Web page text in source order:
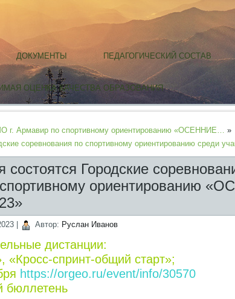
ДОКУМЕНТЫ ПЕДАГОГИЧЕСКИЙ СОСТАВ
ОЦЕНКА КАЧЕСТВА ОБРАЗОВАНИЯ
г. Армавир по спортивному ориентированию «ОСЕННИЕ… »
соревнования по спортивному ориентированию среди
состоятся Городские
ориентированию
Автор: Руслан Иванов
дистанции:
«Кросс-спринт-общий старт»;
https://orgeo.ru/event/info/30570
бюллетень